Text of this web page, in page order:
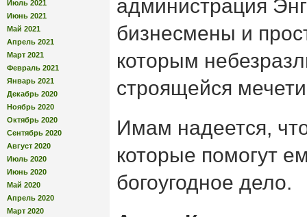
Июль 2021
Июнь 2021
Май 2021
Апрель 2021
Март 2021
Февраль 2021
Январь 2021
Декабрь 2020
Ноябрь 2020
Октябрь 2020
Сентябрь 2020
Август 2020
Июль 2020
Июнь 2020
Май 2020
Апрель 2020
Март 2020
администрация
бизнесмены и
которым
строящейся
Имам надеется,
которые помогут
богоугодное дело.